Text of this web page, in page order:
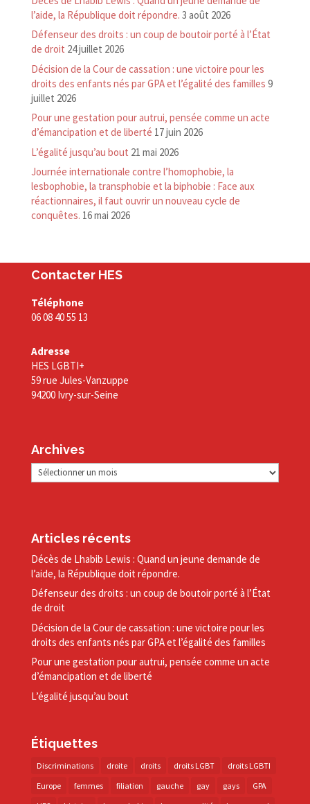
l’aide, la République doit répondre. 3 août 2026
Défenseur des droits : un coup de boutoir porté à l’État
de droit 24 juillet 2026
Décision de la Cour de cassation : une victoire pour les
droits des enfants nés par GPA et l’égalité des familles 9
juillet 2026
Pour une gestation pour autrui, pensée comme un acte
d’émancipation et de liberté 17 juin 2026
L’égalité jusqu’au bout 21 mai 2026
Journée internationale contre l’homophobie, la
lesbophobie, la transphobie et la biphobie : Face aux
réactionnaires, il faut ouvrir un nouveau cycle de
conquêtes. 16 mai 2026
Contacter HES
Téléphone
06 08 40 55 13
Adresse
HES LGBTI+
59 rue Jules-Vanzuppe
94200 Ivry-sur-Seine
Archives
Archives
Articles récents
Décès de Lhabib Lewis : Quand un jeune demande de
l’aide, la République doit répondre.
Défenseur des droits : un coup de boutoir porté à l’État
de droit
Décision de la Cour de cassation : une victoire pour les
droits des enfants nés par GPA et l’égalité des familles
Pour une gestation pour autrui, pensée comme un acte
d’émancipation et de liberté
L’égalité jusqu’au bout
Étiquettes
Discriminations droite droits droits LGBT
droits LGBTI
Europe
femmes filiation gauche gay gays
GPA